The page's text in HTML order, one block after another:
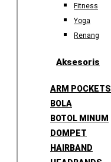
Fitness
Yoga
Renang
Aksesoris
ARM POCKETS
BOLA
BOTOL MINUM
DOMPET
HAIRBAND